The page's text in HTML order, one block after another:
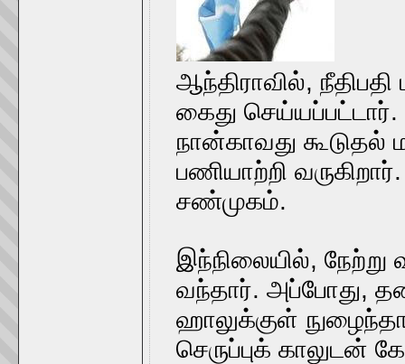
ஆந்திராவில்,
கைது
நான்காவது கூடுதல்
பணியாற்றி
சண்முகம்.
இந்நிலையில்,
வந்தார். அப்போது,
ஹாலுக்குள்
செருப்புக் காலுடன்